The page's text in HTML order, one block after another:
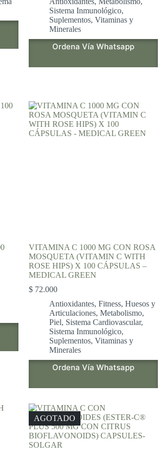
Sistema Inmunológico,
Suplementos,Vitaminas y
Minerales
Ordena Vía Whatsapp
VITAMINA C 1000 MG CON ROSA
MOSQUETA (VITAMIN C WITH
ROSE HIPS) X 100 CÁPSULAS –
MEDICAL GREEN
$ 72.000
Antioxidantes,Fitness,Huesos y
Articulaciones,Metabolismo,
Piel, Sistema Cardiovascular,
Sistema Inmunológico,
Suplementos,Vitaminas y
Minerales
Ordena Vía Whatsapp
AGOTADO